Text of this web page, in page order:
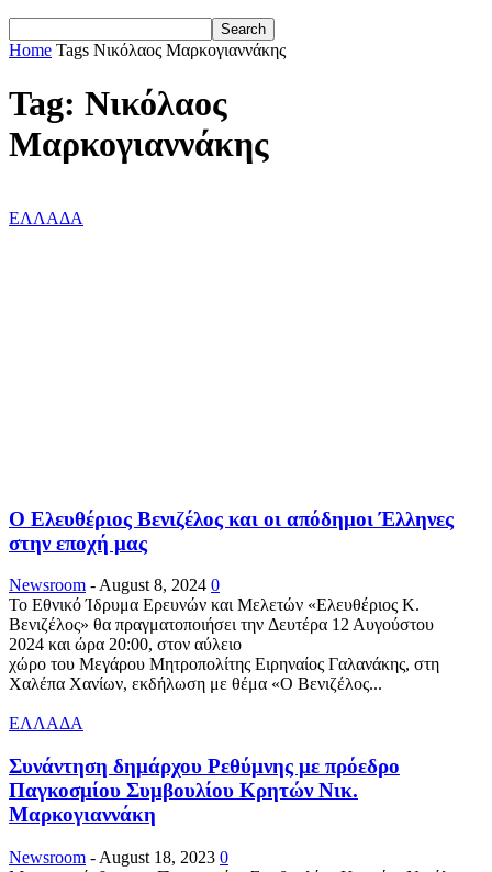
Home Tags Νικόλαος Μαρκογιαννάκης
Tag: Νικόλαος
Μαρκογιαννάκης
ΕΛΛΑΔΑ
Ο Ελευθέριος Βενιζέλος και οι απόδημοι Έλληνες
στην εποχή μας
Newsroom - August 8, 2024 0
Το Εθνικό Ίδρυμα Ερευνών και Μελετών «Ελευθέριος Κ.
Βενιζέλος» θα πραγματοποιήσει την Δευτέρα 12 Αυγούστου
2024 και ώρα 20:00, στον αύλειο
χώρο του Μεγάρου Μητροπολίτης Ειρηναίος Γαλανάκης, στη
Χαλέπα Χανίων, εκδήλωση με θέμα «Ο Βενιζέλος...
ΕΛΛΑΔΑ
Συνάντηση δημάρχου Ρεθύμνης με πρόεδρο
Παγκοσμίου Συμβουλίου Κρητών Νικ.
Μαρκογιαννάκη
Newsroom - August 18, 2023 0